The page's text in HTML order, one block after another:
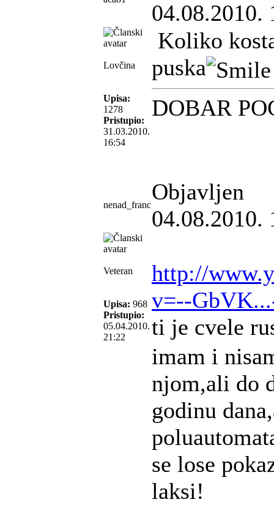
04.08.2010.
Lovčina
Upisa:
1278
Pristupio:
31.03.2010.
16:54
Koliko
puska
DOBAR
nenad_franc
Objavljen
04.08.2010.
Veteran
Upisa: 968
Pristupio:
05.04.2010.
21:22
http://
v=--
ti je cvele
imam i
njom,ali do
godinu
se lose
laksi!